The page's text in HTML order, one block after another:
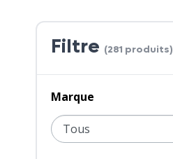
Filtre (281 produits)
Marque